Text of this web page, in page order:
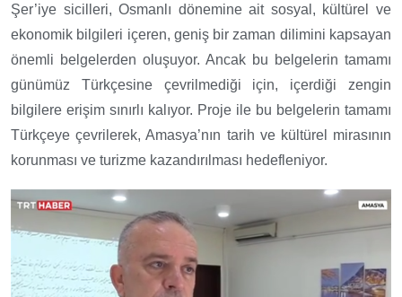
Şer’iye sicilleri, Osmanlı dönemine ait sosyal, kültürel ve
ekonomik bilgileri içeren, geniş bir zaman dilimini kapsayan
önemli belgelerden oluşuyor. Ancak bu belgelerin tamamı
günümüz Türkçesine çevrilmediği için, içerdiği zengin
bilgilere erişim sınırlı kalıyor. Proje ile bu belgelerin tamamı
Türkçeye çevrilerek, Amasya’nın tarih ve kültürel mirasının
korunması ve turizme kazandırılması hedefleniyor.